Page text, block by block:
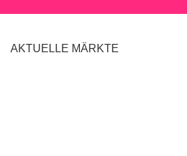
AKTUELLE MÄRKTE